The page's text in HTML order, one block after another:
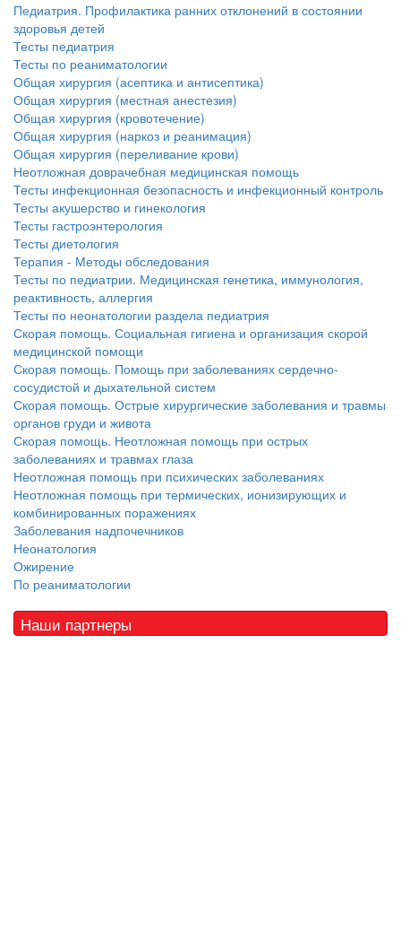
Педиатрия. Профилактика ранних отклонений в состоянии
здоровья детей
Тесты педиатрия
Тесты по реаниматологии
Общая хирургия (асептика и антисептика)
Общая хирургия (местная анестезия)
Общая хирургия (кровотечение)
Общая хирургия (наркоз и реанимация)
Общая хирургия (переливание крови)
Неотложная доврачебная медицинская помощь
Тесты инфекционная безопасность и инфекционный контроль
Тесты акушерство и гинекология
Тесты гастроэнтерология
Тесты диетология
Терапия - Методы обследования
Тесты по педиатрии. Медицинская генетика, иммунология,
реактивность, аллергия
Тесты по неонатологии раздела педиатрия
Скорая помощь. Социальная гигиена и организация скорой
медицинской помощи
Скорая помощь. Помощь при заболеваниях сердечно-
сосудистой и дыхательной систем
Скорая помощь. Острые хирургические заболевания и травмы
органов груди и живота
Скорая помощь. Неотложная помощь при острых
заболеваниях и травмах глаза
Неотложная помощь при психических заболеваниях
Неотложная помощь при термических, ионизирующих и
комбинированных поражениях
Заболевания надпочечников
Неонатология
Ожирение
По реаниматологии
Наши партнеры